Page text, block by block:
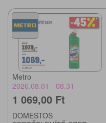
Metro
2026.08.01 - 08.31
1 069,00 Ft
DOMESTOS